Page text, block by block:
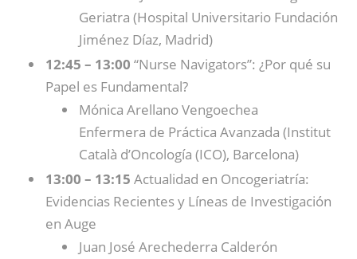
Geriatra (Hospital Universitario Fundación
Jiménez Díaz, Madrid)
12:45 – 13:00 “Nurse Navigators”: ¿Por qué su
Papel es Fundamental?
Mónica Arellano Vengoechea
Enfermera de Práctica Avanzada (Institut
Català d’Oncología (ICO), Barcelona)
13:00 – 13:15 Actualidad en Oncogeriatría:
Evidencias Recientes y Líneas de Investigación
en Auge
Juan José Arechederra Calderón